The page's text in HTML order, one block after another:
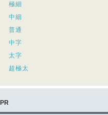
極細
中細
普通
中字
太字
超極太
PR